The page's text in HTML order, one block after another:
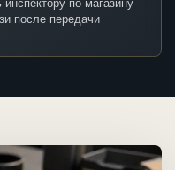
по магазину
после передачи